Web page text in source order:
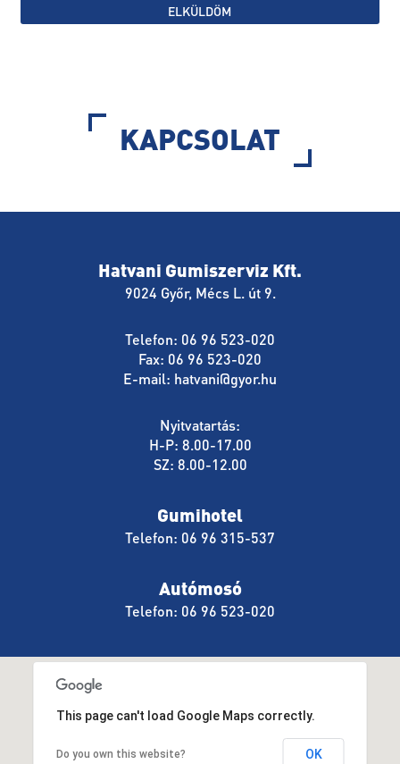
ELKÜLDÖM
KAPCSOLAT
Hatvani Gumiszerviz Kft.
9024 Győr, Mécs L. út 9.
Telefon: 06 96 523-020
Fax: 06 96 523-020
E-mail: hatvani@gyor.hu
Nyitvatartás:
H-P: 8.00-17.00
SZ: 8.00-12.00
Gumihotel
Telefon: 06 96 315-537
Autómosó
Telefon: 06 96 523-020
This page can't load Google Maps correctly.
Do you own this website? OK